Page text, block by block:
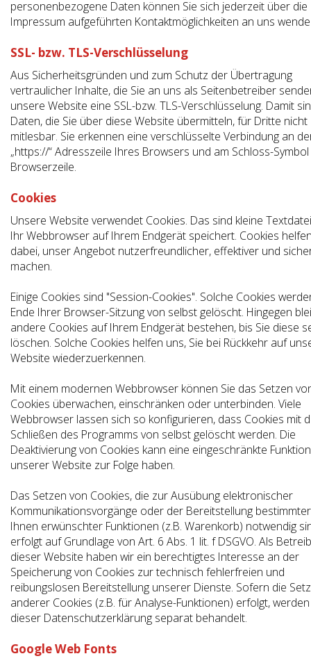
personenbezogene Daten können Sie sich jederzeit über die
Impressum aufgeführten Kontaktmöglichkeiten an uns
SSL- bzw. TLS-Verschlüsselung
Aus Sicherheitsgründen und zum Schutz der Übertragung
vertraulicher Inhalte, die Sie an uns als Seitenbetreiber
unsere Website eine SSL-bzw. TLS-Verschlüsselung. Damit
Daten, die Sie über diese Website übermitteln, für Dritte nicht
mitlesbar. Sie erkennen eine verschlüsselte Verbindung an
„https://“ Adresszeile Ihres Browsers und am Schloss-
Browserzeile.
Cookies
Unsere Website verwendet Cookies. Das sind kleine
Ihr Webbrowser auf Ihrem Endgerät speichert. Cookies
dabei, unser Angebot nutzerfreundlicher, effektiver und
machen.
Einige Cookies sind "Session-Cookies". Solche Cookies
Ende Ihrer Browser-Sitzung von selbst gelöscht. Hingegen
andere Cookies auf Ihrem Endgerät bestehen, bis Sie diese
löschen. Solche Cookies helfen uns, Sie bei Rückkehr auf
Website wiederzuerkennen.
Mit einem modernen Webbrowser können Sie das Setzen
Cookies überwachen, einschränken oder unterbinden. Viele
Webbrowser lassen sich so konfigurieren, dass Cookies mit
Schließen des Programms von selbst gelöscht werden. Die
Deaktivierung von Cookies kann eine eingeschränkte
unserer Website zur Folge haben.
Das Setzen von Cookies, die zur Ausübung elektronischer
Kommunikationsvorgänge oder der Bereitstellung
Ihnen erwünschter Funktionen (z.B. Warenkorb) notwendig
erfolgt auf Grundlage von Art. 6 Abs. 1 lit. f DSGVO. Als
dieser Website haben wir ein berechtigtes Interesse an der
Speicherung von Cookies zur technisch fehlerfreien und
reibungslosen Bereitstellung unserer Dienste. Sofern die
anderer Cookies (z.B. für Analyse-Funktionen) erfolgt,
dieser Datenschutzerklärung separat behandelt.
Google Web Fonts